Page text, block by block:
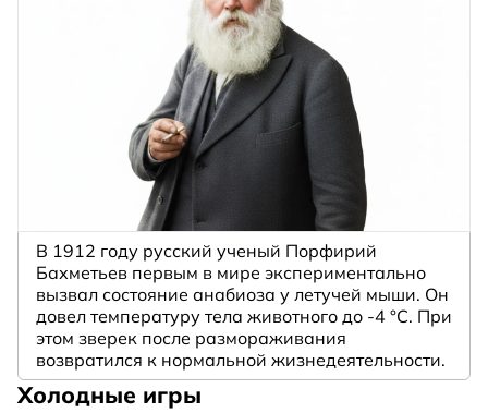
В 1912 году русский ученый Порфирий
Бахметьев первым в мире экспериментально
вызвал состояние анабиоза у летучей мыши. Он
довел температуру тела животного до -4 °C. При
этом зверек после размораживания
возвратился к нормальной жизнедеятельности.
Холодные игры